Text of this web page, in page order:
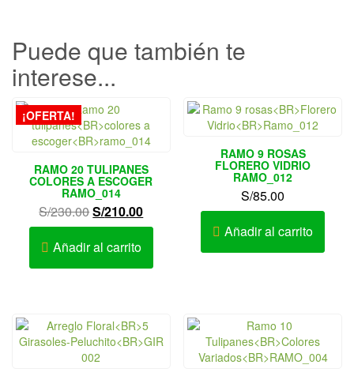
Puede que también te
interese...
¡OFERTA!
RAMO 20 TULIPANES
COLORES A ESCOGER
RAMO_014
S/230.00El
precio
original
S/210.00El
precio
es:
Añadir al carrito
RAMO 9 ROSAS
FLORERO VIDRIO
RAMO_012
S/85.00
Añadir al carrito